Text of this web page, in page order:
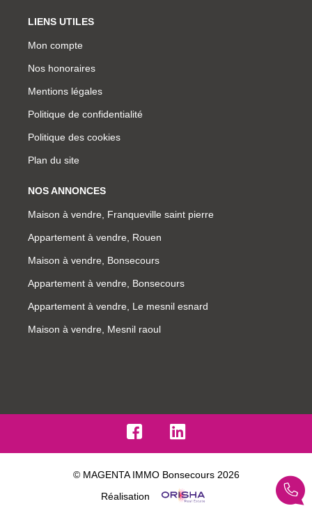
LIENS UTILES
Mon compte
Nos honoraires
Mentions légales
Politique de confidentialité
Politique des cookies
Plan du site
NOS ANNONCES
Maison à vendre, Franqueville saint pierre
Appartement à vendre, Rouen
Maison à vendre, Bonsecours
Appartement à vendre, Bonsecours
Appartement à vendre, Le mesnil esnard
Maison à vendre, Mesnil raoul
© MAGENTA IMMO Bonsecours 2026
Réalisation